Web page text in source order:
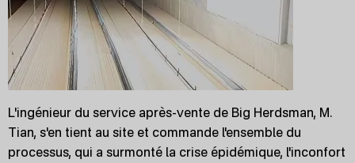
L'ingénieur du service après-vente de Big Herdsman, M.
Tian, s'en tient au site et commande l'ensemble du
processus, qui a surmonté la crise épidémique, l'inconfort